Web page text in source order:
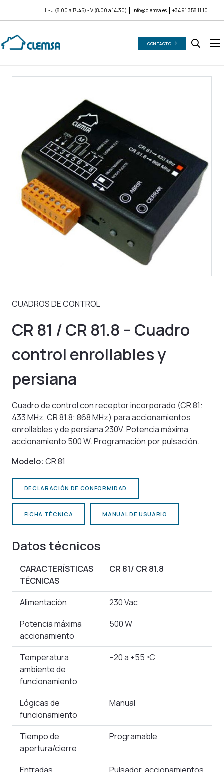
L - J (8:00 a 17:45) - V (8:00 a 14:30) info@clemsa.es +34 91 358 11 10
CONTACTO
CUADROS DE CONTROL
CR 81 / CR 81.8 – Cuadro
control enrollables y
persiana
Cuadro de control con receptor incorporado (CR 81:
433 MHz, CR 81.8: 868 MHz) para accionamientos
enrollables y de persiana 230V. Potencia máxima
accionamiento 500 W. Programación por pulsación.
Modelo: CR 81
DECLARACIÓN DE CONFORMIDAD
FICHA TÉCNICA MANUAL DE USUARIO
Datos técnicos
CARACTERÍSTICAS
TÉCNICAS
CR 81/ CR 81.8
Alimentación
230 Vac
Potencia máxima
accionamiento
500 W
Temperatura
ambiente de
funcionamiento
–20 a +55 ºC
Lógicas de
funcionamiento
Manual
Tiempo de
apertura/cierre
Programable